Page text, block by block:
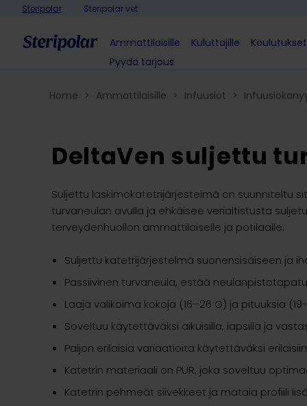
Skip to content
Steripolar Steripolar vet
Ammattilaisille Kuluttajille Koulutukset
Pyydä tarjous
Home > Ammattilaisille > Infuusiot >
DeltaVen suljettu
Suljettu laskimokatetrijärjestelmä on suunniteltu
turvaneulan avulla ja ehkäisee verialtistusta
terveydenhuollon ammattilaiselle ja potilaalle.
Suljettu katetrijärjestelmä suonensisäiseen ja
Passiivinen turvaneula, estää
Laaja valikoima kokoja (16–26 G) ja pituuksia
Soveltuu käytettäväksi aikuisilla, lapsilla ja
Paljon erilaisia variaatioita käytettäväksi
Katetrin materiaali on PUR, joka soveltuu
Katetrin pehmeät siivekkeet ja matala profiili